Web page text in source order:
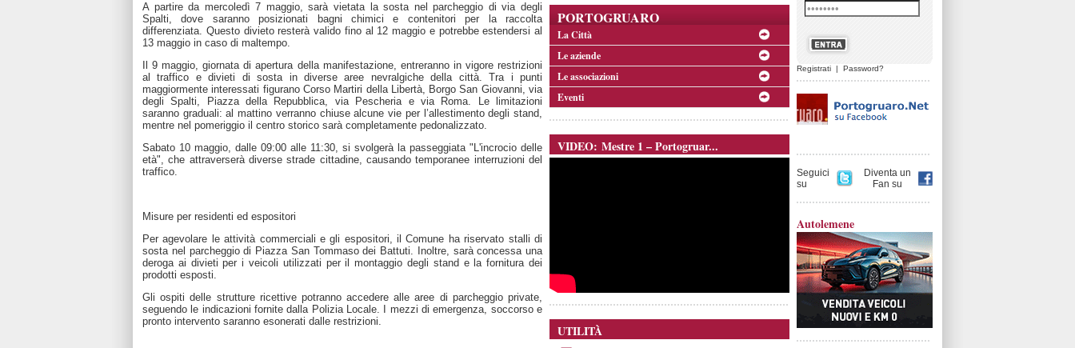
A partire da mercoledì 7 maggio, sarà vietata la sosta nel parcheggio di via degli
Spalti, dove saranno posizionati bagni chimici e contenitori per la raccolta
differenziata. Questo divieto resterà valido fino al 12 maggio e potrebbe estendersi al
13 maggio in caso di maltempo.
Il 9 maggio, giornata di apertura della manifestazione, entreranno in vigore restrizioni
al traffico e divieti di sosta in diverse aree nevralgiche della città. Tra i punti
maggiormente interessati figurano Corso Martiri della Libertà, Borgo San Giovanni, via
degli Spalti, Piazza della Repubblica, via Pescheria e via Roma. Le limitazioni
saranno graduali: al mattino verranno chiuse alcune vie per l’allestimento degli stand,
mentre nel pomeriggio il centro storico sarà completamente pedonalizzato.
Sabato 10 maggio, dalle 09:00 alle 11:30, si svolgerà la passeggiata "L'incrocio delle
età", che attraverserà diverse strade cittadine, causando temporanee interruzioni del
traffico.
Misure per residenti ed espositori
Per agevolare le attività commerciali e gli espositori, il Comune ha riservato stalli di
sosta nel parcheggio di Piazza San Tommaso dei Battuti. Inoltre, sarà concessa una
deroga ai divieti per i veicoli utilizzati per il montaggio degli stand e la fornitura dei
prodotti esposti.
Gli ospiti delle strutture ricettive potranno accedere alle aree di parcheggio private,
seguendo le indicazioni fornite dalla Polizia Locale. I mezzi di emergenza, soccorso e
pronto intervento saranno esonerati dalle restrizioni.
PORTOGRUARO
La Città
Le aziende
Le associazioni
Eventi
VIDEO: Mestre 1 – Portogruar...
UTILITÀ
Registrati | Password?
Seguici
su
Diventa un
Fan su
Autolemene